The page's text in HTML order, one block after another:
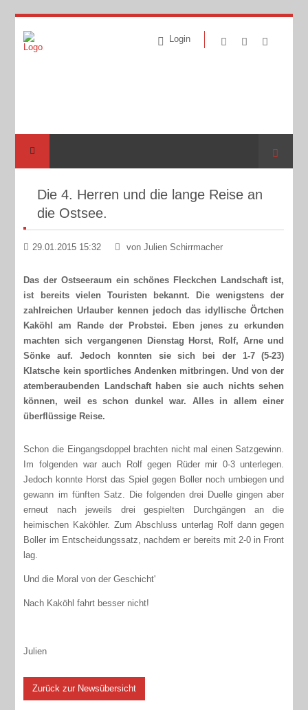
Login
Suche
Die 4. Herren und die lange Reise an
die Ostsee.
29.01.2015 15:32 von Julien Schirrmacher
Das der Ostseeraum ein schönes Fleckchen Landschaft ist,
ist bereits vielen Touristen bekannt. Die wenigstens der
zahlreichen Urlauber kennen jedoch das idyllische Örtchen
Kaköhl am Rande der Probstei. Eben jenes zu erkunden
machten sich vergangenen Dienstag Horst, Rolf, Arne und
Sönke auf. Jedoch konnten sie sich bei der 1-7 (5-23)
Klatsche kein sportliches Andenken mitbringen. Und von der
atemberaubenden Landschaft haben sie auch nichts sehen
können, weil es schon dunkel war. Alles in allem einer
überflüssige Reise.
Schon die Eingangsdoppel brachten nicht mal einen Satzgewinn.
Im folgenden war auch Rolf gegen Rüder mir 0-3 unterlegen.
Jedoch konnte Horst das Spiel gegen Boller noch umbiegen und
gewann im fünften Satz. Die folgenden drei Duelle gingen aber
erneut nach jeweils drei gespielten Durchgängen an die
heimischen Kaköhler. Zum Abschluss unterlag Rolf dann gegen
Boller im Entscheidungssatz, nachdem er bereits mit 2-0 in Front
lag.
Und die Moral von der Geschicht'
Nach Kaköhl fahrt besser nicht!
Julien
Zurück zur Newsübersicht